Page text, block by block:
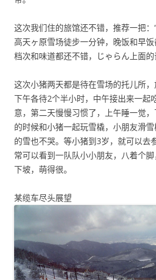
这次我们住的旅馆还不错，推荐一把：
高天ヶ原雪场徒步一分钟，晚饭和早饭
档次和味道都还不错，じゃらん上面的
这次小猪两天都是待在雪场的托儿所
下午各待2个半小时，中午接出来一起
意，第二天慢慢习惯了，上午睡一觉
的时候和小猪一起玩雪橇，小朋友滑
的雪也不哭。等小猪到3岁，就可以去
常可以看到一队队小小朋友，八着个
下坡，萌得很。
某缆车尽头展望